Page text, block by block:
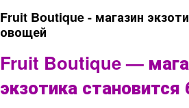
Fruit Boutique - магазин
овощей
Fruit Boutique —
экзотика